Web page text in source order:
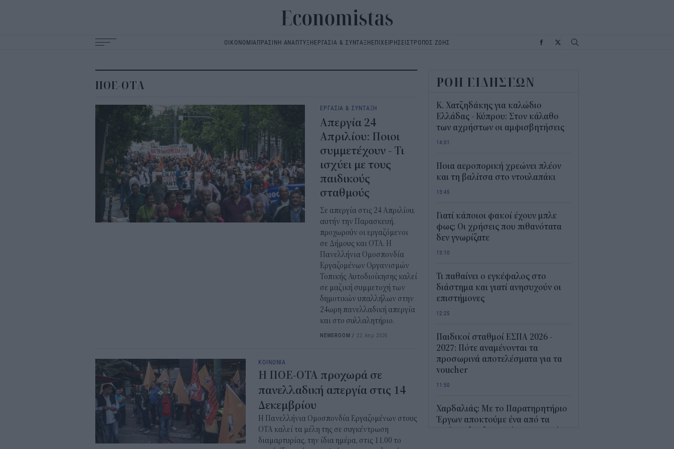
ΟΙΚΟΝΟΜΙΑΠΡΑΣΙΝΗ ΑΝΑΠΤΥΞΗΕΡΓΑΣΙΑ & ΣΥΝΤΑΞΗΕΠΙΧΕΙΡΗΣΕΙΣΤΡΟΠΟΣ ΖΩΗΣ
navigation
ΠΟΕ-ΟΤΑ
ΕΡΓΑΣΙΑ & ΣΥΝΤΑΞΗ
Απεργία 24
Απριλίου: Ποιοι
συμμετέχουν - Τι
ισχύει με τους
παιδικούς
σταθμούς
Σε απεργία στις 24 Απριλίου,
αυτήν την Παρασκευή,
προχωρούν οι εργαζόμενοι
σε Δήμους και ΟΤΑ. Η
Πανελλήνια Ομοσπονδία
Εργαζομένων Οργανισμών
Τοπικής Αυτοδιοίκησης καλεί
σε μαζική συμμετοχή των
δημοτικών υπαλλήλων στην
24ωρη πανελλαδική απεργία
και στο συλλαλητήριο.
NEWSROOM / 22 Απρ 2026
ΚΟΙΝΩΝΙΑ
Η ΠΟΕ-ΟΤΑ προχωρά σε
πανελλαδική απεργία στις 14
Δεκεμβρίου
Η Πανελλήνια Ομοσπονδία Εργαζομένων στους
ΟΤΑ καλεί τα μέλη της σε συγκέντρωση
διαμαρτυρίας, την ίδια ημέρα, στις 11.00 το
ΡΟΗ ΕΙΔΗΣΕΩΝ
Κ. Χατζηδάκης για καλώδιο
Ελλάδας - Κύπρου: Στον κάλαθο
των αχρήστων οι αμφισβητήσεις
14:01
Ποια αεροπορική χρεώνει πλέον
και τη βαλίτσα στο ντουλαπάκι
13:45
Γιατί κάποιοι φακοί έχουν μπλε
φως; Οι χρήσεις που πιθανότατα
δεν γνωρίζατε
13:10
Τι παθαίνει ο εγκέφαλος στο
διάστημα και γιατί ανησυχούν οι
επιστήμονες
12:25
Παιδικοί σταθμοί ΕΣΠΑ 2026 -
2027: Πότε αναμένονται τα
προσωρινά αποτελέσματα για τα
voucher
11:50
Χαρδαλιάς: Με το Παρατηρητήριο
Έργων αποκτούμε ένα από τα